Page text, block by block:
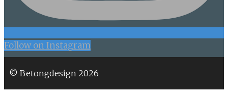
Follow on Instagram
© Betongdesign 2026